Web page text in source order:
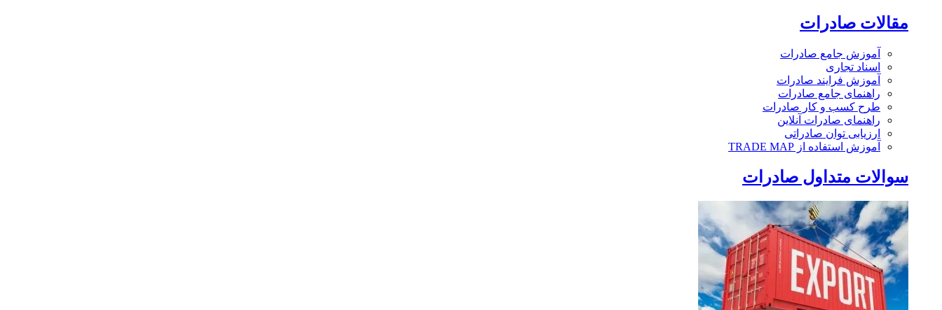
مقالات صادرات
آموزش جامع صادرات
اسناد تجاری
آموزش فرایند صادرات
راهنمای جامع صادرات
طرح کسب و کار صادرات
راهنمای صادرات آنلاین
ارزیابی توان صادراتی
آموزش استفاده از TRADE MAP
سوالات متداول صادرات